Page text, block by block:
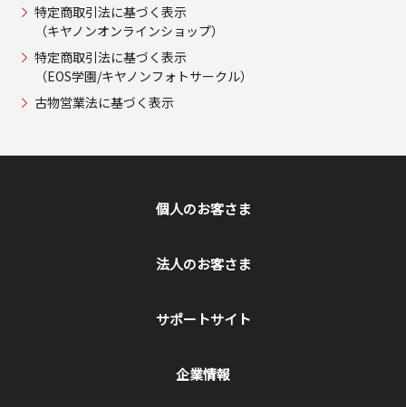
特定商取引法に基づく表示
（キヤノンオンラインショップ）
特定商取引法に基づく表示
（EOS学園/キヤノンフォトサークル）
古物営業法に基づく表示
個人のお客さま
法人のお客さま
サポートサイト
企業情報